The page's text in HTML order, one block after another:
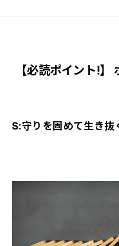
【必読ポイント!
S:守りを固めて生き抜